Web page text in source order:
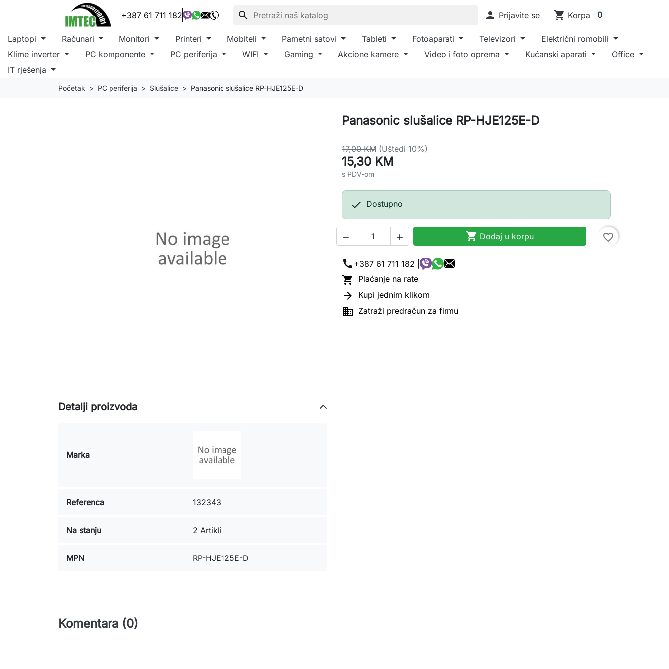
+387 61 711 182 search  Prijavite se shopping_cart Korpa 0
Laptopi Računari Monitori Printeri Mobiteli Pametni satovi Tableti Fotoaparati Televizori
Električni romobili
Klime inverter
PC komponente PC periferija WIFI Gaming Akcione kamere Video i foto oprema Kućanski aparati
Office
IT rješenja
Početak PC periferija Slušalice Panasonic slušalice RP-HJE125E-D
Panasonic slušalice RP-HJE125E-D
17,00 KM (Uštedi 10%)
15,30 KM
s PDV-om
 Dostupno
   Dodaj u korpu favorite_border
call +387 61 711 182 |
 Plaćanje na rate
 Kupi jednim klikom
 Zatraži predračun za firmu
Detalji proizvoda
Marka
Referenca 132343
Na stanju 2 Artikli
MPN RP-HJE125E-D
Komentara (0)